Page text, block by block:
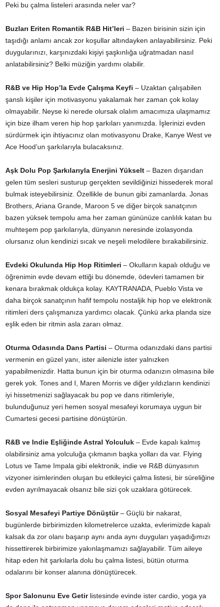
Peki bu çalma listeleri arasında neler var?
Buzları Eriten Romantik R&B Hit’leri – Bazen birisinin sizin için
taşıdığı anlamı ancak zor koşullar altındayken anlayabilirsiniz. Peki
duygularınızı, karşınızdaki kişiyi şaşkınlığa uğratmadan nasıl
anlatabilirsiniz? Belki müziğin yardımı olabilir.
R&B ve Hip Hop’la Evde Çalışma Keyfi – Uzaktan çalışabilen
şanslı kişiler için motivasyonu yakalamak her zaman çok kolay
olmayabilir. Neyse ki nerede olursak olalım amacımıza ulaşmamız
için bize ilham veren hip hop şarkıları yanımızda. İşlerinizi evden
sürdürmek için ihtiyacınız olan motivasyonu Drake, Kanye West ve
Ace Hood’un şarkılarıyla bulacaksınız.
Aşk Dolu Pop Şarkılarıyla Enerjini Yükselt – Bazen dışarıdan
gelen tüm sesleri susturup gerçekten sevildiğinizi hissederek moral
bulmak isteyebilirsiniz. Özellikle de bunun gibi zamanlarda. Jonas
Brothers, Ariana Grande, Maroon 5 ve diğer birçok sanatçının
bazen yüksek tempolu ama her zaman gününüze canlılık katan bu
muhteşem pop şarkılarıyla, dünyanın neresinde izolasyonda
olursanız olun kendinizi sıcak ve neşeli melodilere bırakabilirsiniz.
Evdeki Okulunda Hip Hop Ritimleri – Okulların kapalı olduğu ve
öğrenimin evde devam ettiği bu dönemde, ödevleri tamamen bir
kenara bırakmak oldukça kolay. KAYTRANADA, Pueblo Vista ve
daha birçok sanatçının hafif tempolu nostaljik hip hop ve elektronik
ritimleri ders çalışmanıza yardımcı olacak. Çünkü arka planda size
eşlik eden bir ritmin asla zararı olmaz.
Oturma Odasında Dans Partisi – Oturma odanızdaki dans partisi
vermenin en güzel yanı, ister ailenizle ister yalnızken
yapabilmenizdir. Hatta bunun için bir oturma odanızın olmasına bile
gerek yok. Tones and I, Maren Morris ve diğer yıldızların kendinizi
iyi hissetmenizi sağlayacak bu pop ve dans ritimleriyle,
bulunduğunuz yeri hemen sosyal mesafeyi korumaya uygun bir
Cumartesi gecesi partisine dönüştürün.
R&B ve Indie Eşliğinde Astral Yolculuk – Evde kapalı kalmış
olabilirsiniz ama yolculuğa çıkmanın başka yolları da var. Flying
Lotus ve Tame Impala gibi elektronik, indie ve R&B dünyasının
vizyoner isimlerinden oluşan bu etkileyici çalma listesi, bir süreliğine
evden ayrılmayacak olsanız bile sizi çok uzaklara götürecek.
Sosyal Mesafeyi Partiye Dönüştür– Güçlü bir nakarat,
bugünlerde birbirimizden kilometrelerce uzakta, evlerimizde kapalı
kalsak da zor olanı başarıp aynı anda aynı duyguları yaşadığımızı
hissettirerek birbirimize yakınlaşmamızı sağlayabilir. Tüm aileye
hitap eden hit şarkılarla dolu bu çalma listesi, bütün oturma
odalarını bir konser alanına dönüştürecek.
Spor Salonunu Eve Getir listesinde evinde ister cardio, yoga ya